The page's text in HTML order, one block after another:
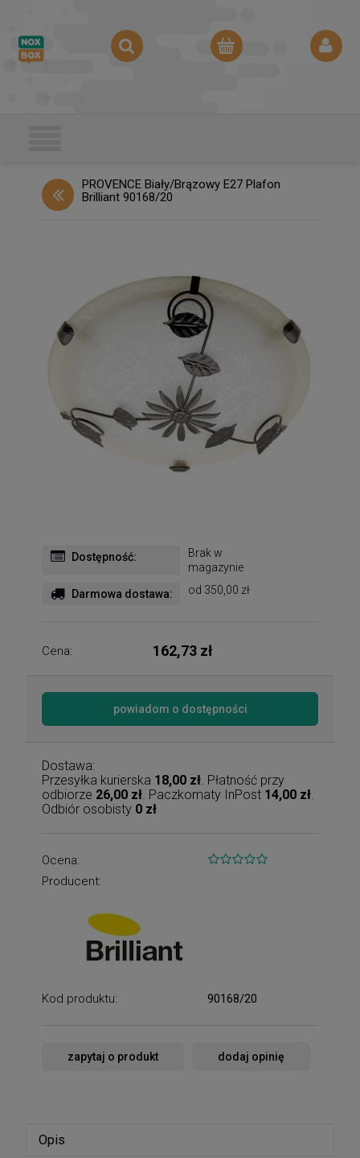
PROVENCE Biały/Brązowy E27 Plafon
Brilliant 90168/20
Dostępność:
Brak w
magazynie
Darmowa dostawa: od 350,00 zł
Cena: 162,73 zł
powiadom o dostępności
Dostawa:
Przesyłka kurierska 18,00 zł. Płatność przy
odbiorze 26,00 zł. Paczkomaty InPost 14,00 zł.
Odbiór osobisty 0 zł
Ocena:
Producent:
Kod produktu: 90168/20
zapytaj o produkt dodaj opinię
Opis